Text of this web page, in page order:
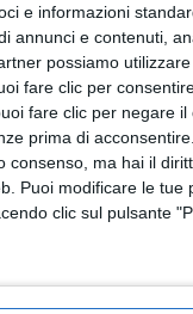
e informazioni
annunci e contenuti,
possiamo
fare clic per
fare clic per negare
prima di acconsentire.
consenso, ma hai il
Puoi modificare le
clic sul pulsante